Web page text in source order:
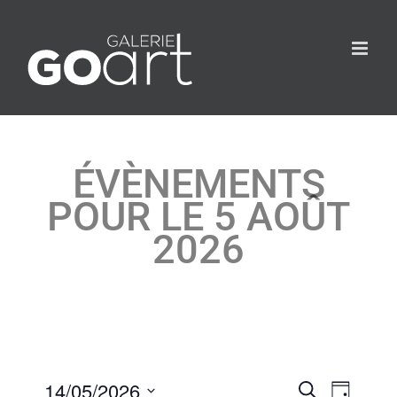
ÉVÈNEMENTS
POUR LE 5 AOÛT
2026
Recherche
14/05/2026